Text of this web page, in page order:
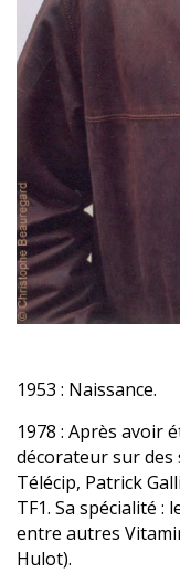
1953 : Naissance.
1978 : Après avoir
décorateur sur
Télécip, Patrick
TF1. Sa spécialité :
entre autres
Hulot).